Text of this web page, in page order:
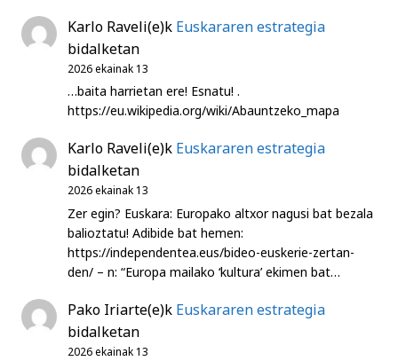
Karlo Raveli(e)k Euskararen estrategia
bidalketan
2026 ekainak 13
…baita harrietan ere! Esnatu! .
https://eu.wikipedia.org/wiki/Abauntzeko_mapa
Karlo Raveli(e)k Euskararen estrategia
bidalketan
2026 ekainak 13
Zer egin? Euskara: Europako altxor nagusi bat bezala
balioztatu! Adibide bat hemen:
https://independentea.eus/bideo-euskerie-zertan-
den/ – n: “Europa mailako ‘kultura’ ekimen bat…
Pako Iriarte(e)k Euskararen estrategia
bidalketan
2026 ekainak 13